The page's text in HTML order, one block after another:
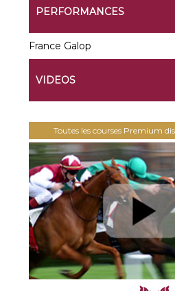
PERFORMANCES
France Galop
VIDEOS
Toutes les courses Premium